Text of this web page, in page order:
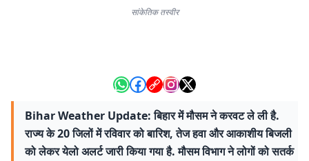
सांकेतिक तस्वीर
Bihar Weather Update: बिहार में मौसम ने करवट ले ली है.
राज्य के 20 जिलों में रविवार को बारिश, तेज हवा और आकाशीय बिजली
को लेकर येलो अलर्ट जारी किया गया है. मौसम विभाग ने लोगों को सतर्क